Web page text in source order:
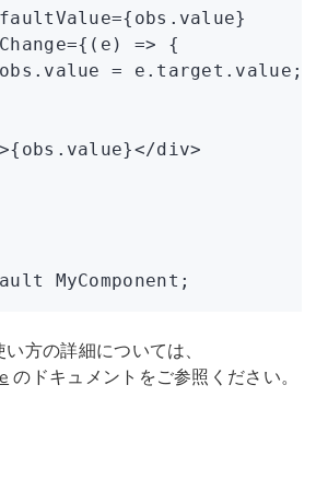
={ obs .value}
={(e) => {
.value = e . target .value;
>{ obs .value}</div>
MyComponent;
方の詳細については、
のドキュメントをご参照ください。